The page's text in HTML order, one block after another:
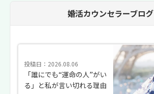
婚活カウンセラーブログ
投稿日：2026.08.06
「誰にでも“運命の人”がい
る」と私が言い切れる理由